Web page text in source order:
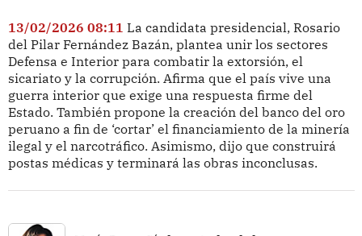
13/02/2026 08:11 La candidata presidencial, Rosario
del Pilar Fernández Bazán, plantea unir los sectores
Defensa e Interior para combatir la extorsión, el
sicariato y la corrupción. Afirma que el país vive una
guerra interior que exige una respuesta firme del
Estado. También propone la creación del banco del oro
peruano a fin de ‘cortar’ el financiamiento de la minería
ilegal y el narcotráfico. Asimismo, dijo que construirá
postas médicas y terminará las obras inconclusas.